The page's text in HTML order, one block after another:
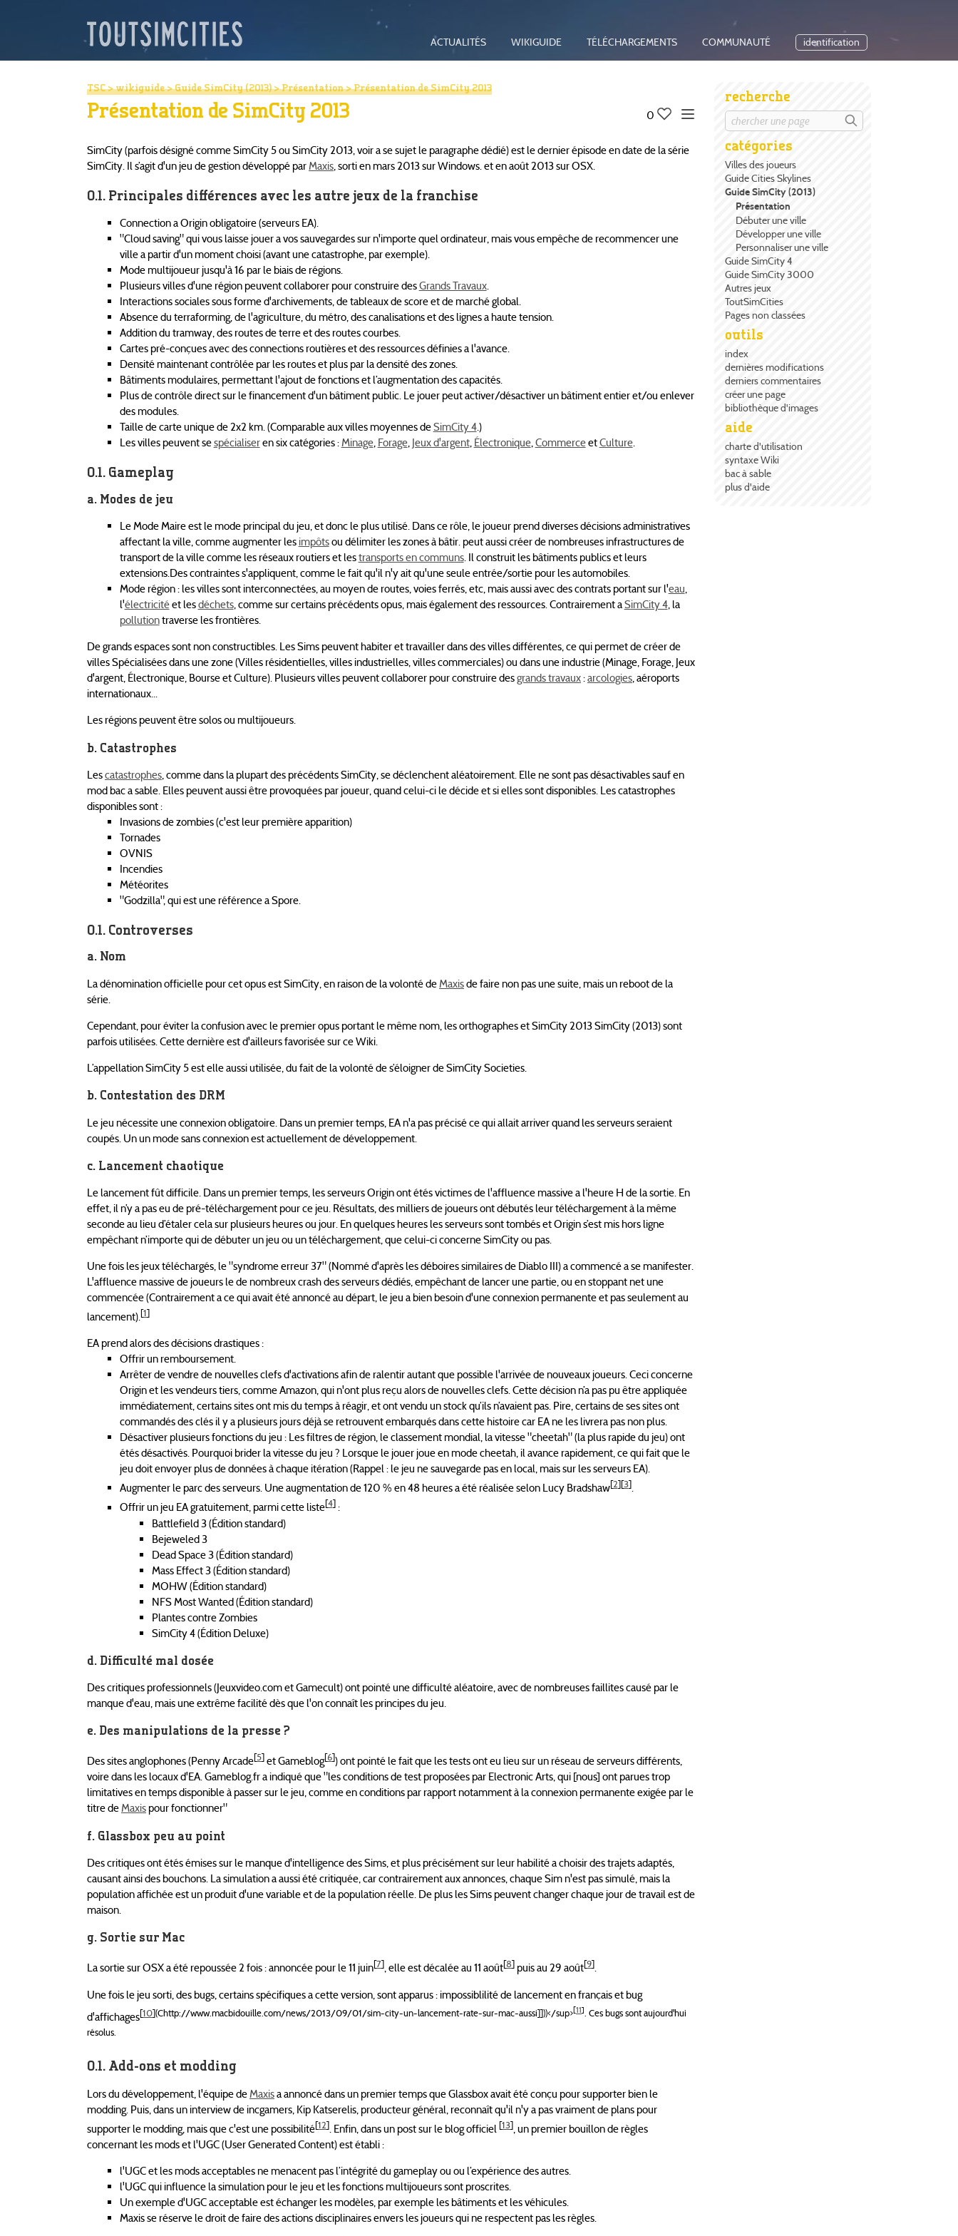
ACTUALITÉS WIKIGUIDE TÉLÉCHARGEMENTS COMMUNAUTÉ identification
recherche
catégories
Villes des joueurs
Guide Cities Skylines
Guide SimCity (2013)
Présentation
Débuter une ville
Développer une ville
Personnaliser une ville
Guide SimCity 4
Guide SimCity 3000
Autres jeux
ToutSimCities
Pages non classées
outils
index
dernières modifications
derniers commentaires
créer une page
bibliothèque d'images
aide
charte d'utilisation
syntaxe Wiki
bac à sable
plus d'aide
TSC>wikiguide>Guide SimCity (2013)>Présentation> Présentation de SimCity 2013
Présentation de SimCity 2013 0
SimCity (parfois désigné comme SimCity 5 ou SimCity 2013, voir a se sujet le paragraphe dédié) est le dernier épisode en date de la série
SimCity. Il s’agit d'un jeu de gestion développé parMaxis, sorti en mars 2013 sur Windows. et en août 2013 sur OSX.
Principales différences avec les autre jeux de la franchise
Connection a Origin obligatoire (serveurs EA).
"Cloud saving" qui vous laisse jouer a vos sauvegardes sur n'importe quel ordinateur, mais vous empêche de recommencer une
ville a partir d'un moment choisi (avant une catastrophe, par exemple).
Mode multijoueur jusqu'à 16 par le biais de régions.
Plusieurs villes d'une région peuvent collaborer pour construire desGrands Travaux.
Interactions sociales sous forme d'archivements, de tableaux de score et de marché global.
Absence du terraforming, de l'agriculture, du métro, des canalisations et des lignes a haute tension.
Addition du tramway, des routes de terre et des routes courbes.
Cartes pré-conçues avec des connections routières et des ressources définies a l'avance.
Densité maintenant contrôlée par les routes et plus par la densité des zones.
Bâtiments modulaires, permettant l'ajout de fonctions et l’augmentation des capacités.
Plus de contrôle direct sur le financement d'un bâtiment public. Le jouer peut activer/désactiver un bâtiment entier et/ou enlever
des modules.
Taille de carte unique de 2x2 km. (Comparable aux villes moyennes deSimCity 4.)
Les villes peuvent sespécialiseren six catégories :Minage, Forage, Jeux d'argent, Électronique,CommerceetCulture.
Gameplay
Modes de jeu
Le Mode Maire est le mode principal du jeu, et donc le plus utilisé. Dans ce rôle, le joueur prend diverses décisions administratives
affectant la ville, comme augmenter les impôtsou délimiter les zones à bâtir. peut aussi créer de nombreuses infrastructures de
transport de la ville comme les réseaux routiers et lestransports en communs. Il construit les bâtiments publics et leurs
extensions.Des contraintes s'appliquent, comme le fait qu'il n'y ait qu'une seule entrée/sortie pour les automobiles.
Mode région : les villes sont interconnectées, au moyen de routes, voies ferrés, etc, mais aussi avec des contrats portant sur l'eau,
l'électricitéet lesdéchets, comme sur certains précédents opus, mais également des ressources. Contrairement aSimCity 4, la
pollutiontraverse les frontières.
De grands espaces sont non constructibles. Les Sims peuvent habiter et travailler dans des villes différentes, ce qui permet de créer de
villes Spécialisées dans une zone (Villes résidentielles, villes industrielles, villes commerciales) ou dans une industrie (Minage, Forage, Jeux
d'argent, Électronique, Bourse et Culture). Plusieurs villes peuvent collaborer pour construire desgrands travaux:arcologies, aéroports
internationaux...
Les régions peuvent être solos ou multijoueurs.
Catastrophes
Lescatastrophes, comme dans la plupart des précédents SimCity, se déclenchent aléatoirement. Elle ne sont pas désactivables sauf en
mod bac a sable. Elles peuvent aussi être provoquées par joueur, quand celui-ci le décide et si elles sont disponibles. Les catastrophes
disponibles sont :
Invasions de zombies (c'est leur première apparition)
Tornades
OVNIS
Incendies
Météorites
"Godzilla", qui est une référence a Spore.
Controverses
Nom
La dénomination officielle pour cet opus est SimCity, en raison de la volonté de Maxisde faire non pas une suite, mais un reboot de la
série.
Cependant, pour éviter la confusion avec le premier opus portant le même nom, les orthographes et SimCity 2013 SimCity (2013) sont
parfois utilisées. Cette dernière est d'ailleurs favorisée sur ce Wiki.
L’appellation SimCity 5 est elle aussi utilisée, du fait de la volonté de s’éloigner de SimCity Societies.
Contestation des DRM
Le jeu nécessite une connexion obligatoire. Dans un premier temps, EA n'a pas précisé ce qui allait arriver quand les serveurs seraient
coupés. Un un mode sans connexion est actuellement de développement.
Lancement chaotique
Le lancement fût difficile. Dans un premier temps, les serveurs Origin ont étés victimes de l'affluence massive a l'heure H de la sortie. En
effet, il n’y a pas eu de pré-téléchargement pour ce jeu. Résultats, des milliers de joueurs ont débutés leur téléchargement à la même
seconde au lieu d’étaler cela sur plusieurs heures ou jour. En quelques heures les serveurs sont tombés et Origin s’est mis hors ligne
empêchant n’importe qui de débuter un jeu ou un téléchargement, que celui-ci concerne SimCity ou pas.
Une fois les jeux téléchargés, le "syndrome erreur 37" (Nommé d'après les déboires similaires de Diablo III) a commencé a se manifester.
L'affluence massive de joueurs le de nombreux crash des serveurs dédiés, empêchant de lancer une partie, ou en stoppant net une
commencée (Contrairement a ce qui avait été annoncé au départ, le jeu a bien besoin d'une connexion permanente et pas seulement au
lancement).[1]
EA prend alors des décisions drastiques :
Offrir un remboursement.
Arrêter de vendre de nouvelles clefs d'activations afin de ralentir autant que possible l'arrivée de nouveaux joueurs. Ceci concerne
Origin et les vendeurs tiers, comme Amazon, qui n'ont plus reçu alors de nouvelles clefs. Cette décision n’a pas pu être appliquée
immédiatement, certains sites ont mis du temps à réagir, et ont vendu un stock qu’ils n’avaient pas. Pire, certains de ses sites ont
commandés des clés il y a plusieurs jours déjà se retrouvent embarqués dans cette histoire car EA ne les livrera pas non plus.
Désactiver plusieurs fonctions du jeu : Les filtres de région, le classement mondial, la vitesse "cheetah" (la plus rapide du jeu) ont
étés désactivés. Pourquoi brider la vitesse du jeu ? Lorsque le jouer joue en mode cheetah, il avance rapidement, ce qui fait que le
jeu doit envoyer plus de données à chaque itération (Rappel : le jeu ne sauvegarde pas en local, mais sur les serveurs EA).
Augmenter le parc des serveurs. Une augmentation de 120 % en 48 heures a été réalisée selon Lucy Bradshaw[2] [3].
Offrir un jeu EA gratuitement, parmi cette liste[4]:
Battlefield 3 (Édition standard)
Bejeweled 3
Dead Space 3 (Édition standard)
Mass Effect 3 (Édition standard)
MOHW (Édition standard)
NFS Most Wanted (Édition standard)
Plantes contre Zombies
SimCity 4 (Édition Deluxe)
Difficulté mal dosée
Des critiques professionnels (Jeuxvideo.com et Gamecult) ont pointé une difficulté aléatoire, avec de nombreuses faillites causé par le
manque d'eau, mais une extrême facilité dès que l'on connaît les principes du jeu.
Des manipulations de la presse ?
Des sites anglophones (Penny Arcade[5] et Gameblog[6]) ont pointé le fait que les tests ont eu lieu sur un réseau de serveurs différents,
voire dans les locaux d'EA. Gameblog.fr a indiqué que "les conditions de test proposées par Electronic Arts, qui [nous] ont parues trop
limitatives en temps disponible à passer sur le jeu, comme en conditions par rapport notamment à la connexion permanente exigée par le
titre deMaxis pour fonctionner"
Glassbox peu au point
Des critiques ont étés émises sur le manque d'intelligence des Sims, et plus précisément sur leur habilité a choisir des trajets adaptés,
causant ainsi des bouchons. La simulation a aussi été critiquée, car contrairement aux annonces, chaque Sim n'est pas simulé, mais la
population affichée est un produit d'une variable et de la population réelle. De plus les Sims peuvent changer chaque jour de travail est de
maison.
Sortie sur Mac
La sortie sur OSX a été repoussée 2 fois : annoncée pour le 11 juin[7], elle est décalée au 11 août[8] puis au 29 août[9].
Une fois le jeu sorti, des bugs, certains spécifiques a cette version, sont apparus : impossiblilité de lancement en français et bug
d'affichages[10](Chttp://www.macbidouille.com/news/2013/09/01/sim-city-un-lancement-rate-sur-mac-aussi]]))</sup>[11] . Ces bugs sont aujourd'hui
résolus.
Add-ons et modding
Lors du développement, l'équipe de Maxisa annoncé dans un premier temps que Glassbox avait été conçu pour supporter bien le
modding. Puis, dans un interview de incgamers, Kip Katserelis, producteur général, reconnaît qu'il n'y a pas vraiment de plans pour
supporter le modding, mais que c'est une possibilité[12] . Enfin, dans un post sur le blog officiel [13] , un premier bouillon de règles
concernant les mods et l'UGC (User Generated Content) est établi :
l'UGC et les mods acceptables ne menacent pas l’intégrité du gameplay ou ou l’expérience des autres.
l'UGC qui influence la simulation pour le jeu et les fonctions multijoueurs sont proscrites.
Un exemple d'UGC acceptable est échanger les modèles, par exemple les bâtiments et les véhicules.
Maxis se réserve le droit de faire des actions disciplinaires envers les joueurs qui ne respectent pas les règles.